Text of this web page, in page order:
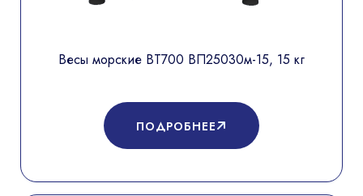
Весы морские ВТ700 ВП25030м-15, 15 кг
ПОДРОБНЕЕ